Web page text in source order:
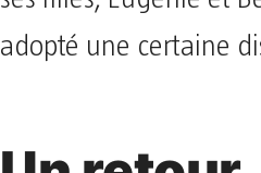
adopté une certaine